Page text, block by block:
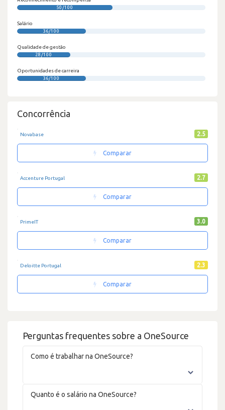
Perguntas frequentes sobre a OneSource
Como é trabalhar na OneSource?
Quanto é o salário na OneSource?
50/100
Salário
36/100
Qualidade de gestão
28/100
Oportunidades de carreira
36/100
Concorrência
Novabase 2.5
Comparar
Accenture Portugal 2.7
Comparar
PrimeIT 3.0
Comparar
Deloitte Portugal 2.3
Comparar